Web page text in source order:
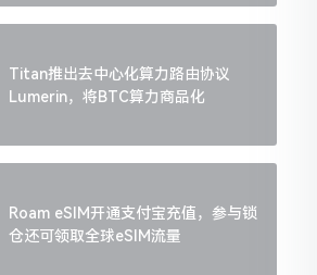
Titan推出去中心化算力路由协议
Lumerin，将BTC算力商品化
Roam eSIM开通支付宝充值，参与锁
仓还可领取全球eSIM流量